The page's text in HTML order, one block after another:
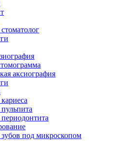
аксиография
под микроскопом